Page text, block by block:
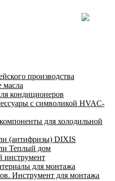
производства
масла
кондиционеров
с символикой HVAC-
для холодильной
(антифризы) DIXIS
Теплый дом
инструмент
для монтажа
Инструмент для монтажа